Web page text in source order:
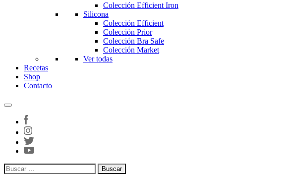
Colección Efficient Iron
Silicona
Colección Efficient
Colección Prior
Colección Bra Safe
Colección Market
Ver todas
Recetas
Shop
Contacto
Buscar: